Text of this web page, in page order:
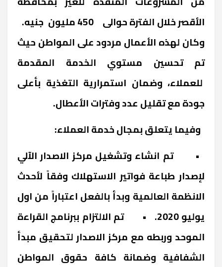
الأقصر خلال الفترة حوالى 450 مليون جنيه.
وكان لهذه الأعمال مردود على المواطن حيث
تم تحسين مستوي الخدمة المقدمة
للعملاء، وضمان استمرارية التغذية بأعلى
جودة مع تقليل عدد وفترات الأعطال.
وفيما يتعلق بمجال خدمة العملاء:
• تم انشاء وتشغيل مركز الاصدار الآلي
لإصدار طباعة فواتير الاستهلاك وفقاً لأحدث
الانظمة العالمية وبدأ بالفعل اعتباراً من اول
يوليو 2020. • تم الالتزام ببرنامج القراءة
الموحد وربطه مع مركز الاصدار لتحقيق مبدأ
الشفافية وضمانة كافة حقوق المواطن